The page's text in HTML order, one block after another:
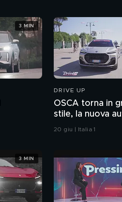
3 MIN
DRIVE UP
OSCA torna in
stile, la nuova
1000 Miglia 2026
20 giu | Italia 1
3 MIN